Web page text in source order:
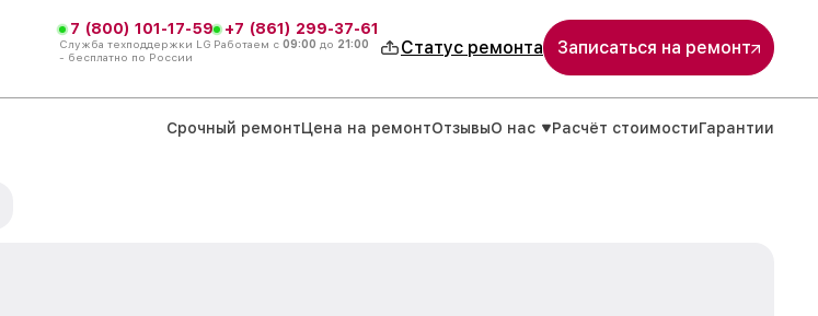
7 (800) 101-17-59
Служба техподдержки LG
- бесплатно по России
+7 (861) 299-37-61
Работаем с 09:00 до 21:00 Статус ремонта Записаться на ремонт
Срочный ремонтЦена на ремонтОтзывыО нас Расчёт стоимостиГарантии